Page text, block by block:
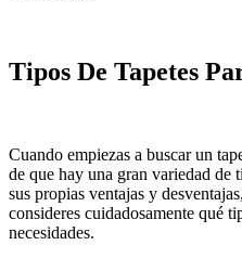
Tipos De Tapetes
Cuando empiezas a buscar un
de que hay una gran variedad de
sus propias ventajas y
consideres cuidadosamente qué
necesidades.